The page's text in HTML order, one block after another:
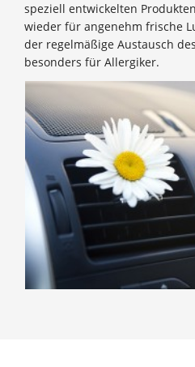
speziell entwickelten
wieder für angenehm frische
der regelmäßige Austausch
besonders für Allergiker.